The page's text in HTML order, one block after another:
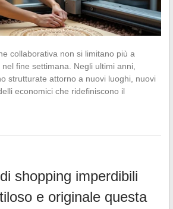
collaborativa non si limitano più a
fine settimana. Negli ultimi anni,
strutturate attorno a nuovi luoghi, nuovi
economici che ridefiniscono il
shopping imperdibili
e originale questa